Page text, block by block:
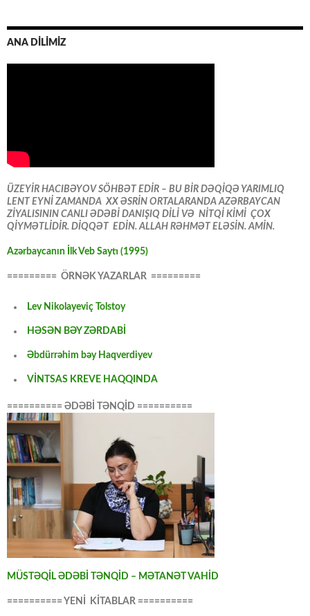
ANA DİLİMİZ
ÜZEYİR HACIBƏYOV SÖHBƏT EDİR – BU BİR DƏQİQƏ YARIMLIQ
LENT EYNİ ZAMANDA XX ƏSRİN ORTALARANDA AZƏRBAYCAN
ZİYALISININ CANLI ƏDƏBİ DANIŞIQ DİLİ VƏ NİTQİ KİMİ ÇOX
QİYMƏTLİDİR. DİQQƏT EDİN. ALLAH RƏHMƏT ELƏSİN. AMİN.
Azərbaycanın İlk Veb Saytı (1995)
========= ÖRNƏK YAZARLAR =========
Lev Nikolayeviç Tolstoy
HƏSƏN BƏY ZƏRDABİ
Əbdürrəhim bəy Haqverdiyev
VİNTSAS KREVE HAQQINDA
========== ƏDƏBİ TƏNQİD ==========
MÜSTƏQİL ƏDƏBİ TƏNQİD – MƏTANƏT VAHİD
========== YENİ KİTABLAR ==========